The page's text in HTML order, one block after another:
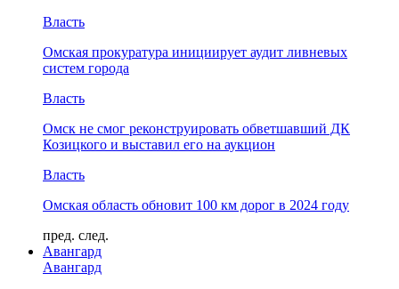
Власть
Омская прокуратура инициирует аудит ливневых
систем города
Власть
Омск не смог реконструировать обветшавший ДК
Козицкого и выставил его на аукцион
Власть
Омская область обновит 100 км дорог в 2024 году
пред. след.
Авангард
Авангард